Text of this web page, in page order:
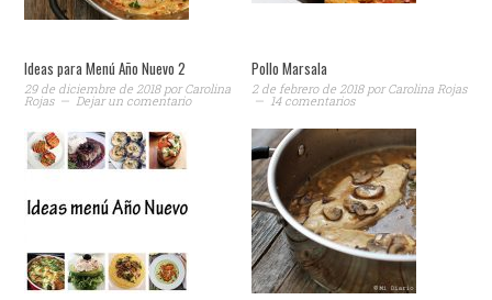
Ideas para Menú Año Nuevo 2
29 de diciembre de 2018porCarolina
Rojas Dejar un comentario
Pollo Marsala
2 de febrero de 2018porCarolina Rojas
14 comentarios